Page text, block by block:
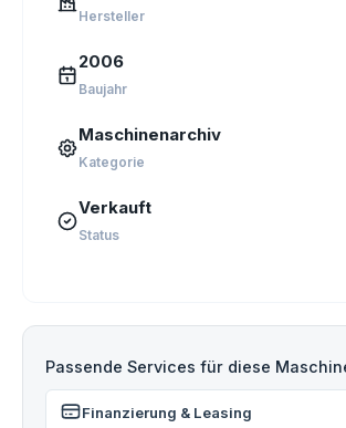
Hersteller
2006
Baujahr
Maschinenarchiv
Kategorie
Verkauft
Status
Passende Services für diese
Finanzierung & Leasing